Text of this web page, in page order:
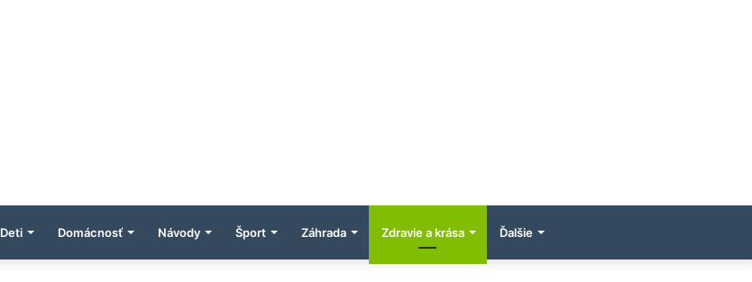
Deti Domácnosť Návody Šport Záhrada Zdravie a krása Ďalšie